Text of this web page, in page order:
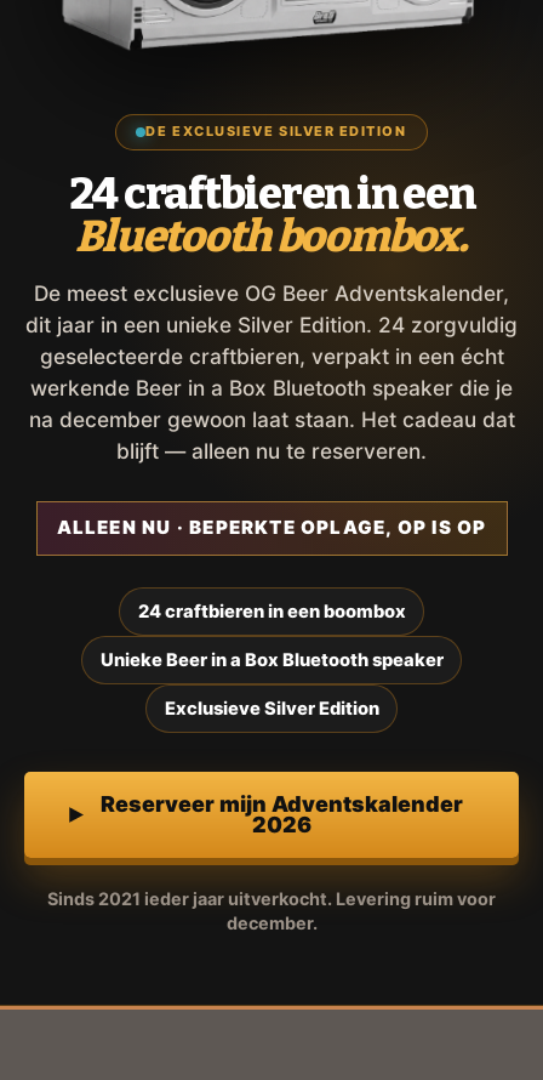
DE EXCLUSIEVE SILVER EDITION
24 craftbieren in een
Bluetooth boombox.
De meest exclusieve OG Beer Adventskalender,
dit jaar in een unieke Silver Edition. 24 zorgvuldig
geselecteerde craftbieren, verpakt in een écht
werkende Beer in a Box Bluetooth speaker die je
na december gewoon laat staan. Het cadeau dat
blijft — alleen nu te reserveren.
ALLEEN NU · BEPERKTE OPLAGE, OP IS OP
24 craftbieren in een boombox
Unieke Beer in a Box Bluetooth speaker
Exclusieve Silver Edition
Reserveer mijn Adventskalender
2026
Sinds 2021 ieder jaar uitverkocht. Levering ruim voor
december.